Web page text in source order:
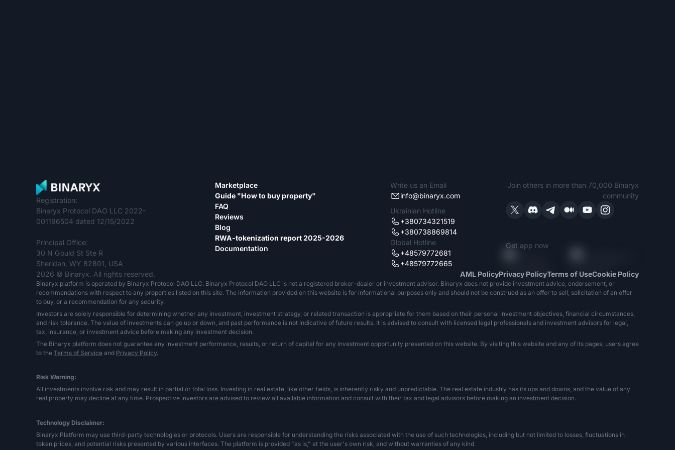
Registration:
Binaryx Protocol DAO LLC 2022-
001196504 dated 12/15/2022
Principal Office:
30 N Gould St Ste R
Sheridan, WY 82801, USA
Marketplace
Guide "How to buy property"
FAQ
Reviews
Blog
RWA-tokenization report 2025-2026
Documentation
Write us an Email
info@binaryx.com
Ukrainian Hotline
+380734321519
+380738869814
Global Hotline
+48579772681
+48579772665
Join others in more than 70,000 Binaryx
community
Get app now
2026 © Binaryx. All rights reserved. AML PolicyPrivacy PolicyTerms of UseCookie Policy
Binaryx platform is operated by Binaryx Protocol DAO LLC. Binaryx Protocol DAO LLC is not a registered broker-dealer or investment advisor. Binaryx does not provide investment advice, endorsement, or
recommendations with respect to any properties listed on this site. The information provided on this website is for informational purposes only and should not be construed as an offer to sell, solicitation of an offer
to buy, or a recommendation for any security.
Investors are solely responsible for determining whether any investment, investment strategy, or related transaction is appropriate for them based on their personal investment objectives, financial circumstances,
and risk tolerance. The value of investments can go up or down, and past performance is not indicative of future results. It is advised to consult with licensed legal professionals and investment advisors for legal,
tax, insurance, or investment advice before making any investment decision.
The Binaryx platform does not guarantee any investment performance, results, or return of capital for any investment opportunity presented on this website. By visiting this website and any of its pages, users agree
to the Terms of Service and Privacy Policy.
Risk Warning:
All investments involve risk and may result in partial or total loss. Investing in real estate, like other fields, is inherently risky and unpredictable. The real estate industry has its ups and downs, and the value of any
real property may decline at any time. Prospective investors are advised to review all available information and consult with their tax and legal advisors before making an investment decision.
Technology Disclaimer:
Binaryx Platform may use third-party technologies or protocols. Users are responsible for understanding the risks associated with the use of such technologies, including but not limited to losses, fluctuations in
token prices, and potential risks presented by various interfaces. The platform is provided "as is," at the user's own risk, and without warranties of any kind.